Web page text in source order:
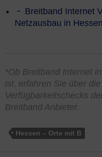
Breitband Internet
Netzausbau in
*Ob Breitband Internet
ist, erfahren Sie über
Verfügbarkeitschecks
Breitband Anbieter.
Hessen – Orte mit B